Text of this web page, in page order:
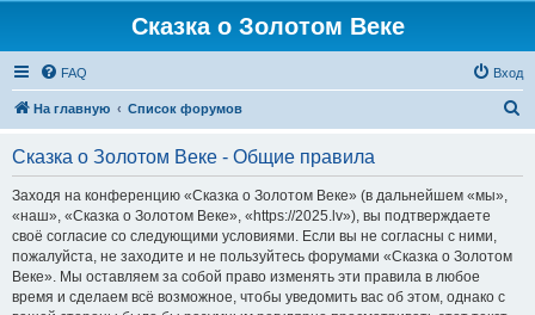
Сказка о Золотом Веке
FAQ Вход
На главную Список форумов
Сказка о Золотом Веке - Общие правила
Заходя на конференцию «Сказка о Золотом Веке» (в дальнейшем «мы»,
«наш», «Сказка о Золотом Веке», «https://2025.lv»), вы подтверждаете
своё согласие со следующими условиями. Если вы не согласны с ними,
пожалуйста, не заходите и не пользуйтесь форумами «Сказка о Золотом
Веке». Мы оставляем за собой право изменять эти правила в любое
время и сделаем всё возможное, чтобы уведомить вас об этом, однако с